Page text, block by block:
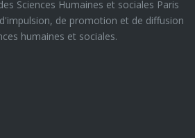
Sciences Humaines et sociales Paris
de promotion et de diffusion
humaines et sociales.